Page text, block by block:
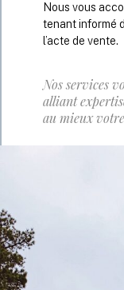
Nous vous
tenant informé
l’acte de vente.
Nos services
alliant
au mieux